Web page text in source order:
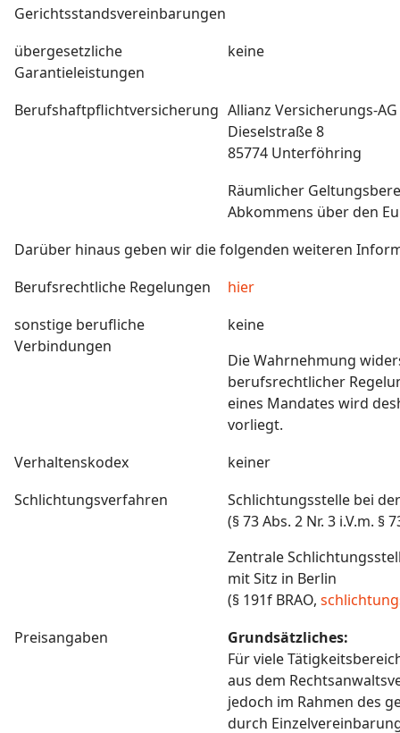
Gerichtsstandsvereinbarungen
übergesetzliche
Garantieleistungen
keine
Berufshaftpflichtversicherung Allianz Versicherungs-AG
Dieselstraße 8
85774 Unterföhring
Räumlicher
Abkommens über den
Darüber hinaus geben wir die folgenden weiteren
Berufsrechtliche Regelungen
hier
sonstige berufliche
Verbindungen
keine
Die Wahrnehmung
berufsrechtlicher
eines Mandates wird
vorliegt.
Verhaltenskodex
keiner
Schlichtungsverfahren
Schlichtungsstelle bei
(§ 73 Abs. 2 Nr. 3 i.V.m. §
Zentrale
mit Sitz in Berlin
(§ 191f BRAO,
Preisangaben
Grundsätzliches:
Für viele
aus dem
jedoch im Rahmen des
durch